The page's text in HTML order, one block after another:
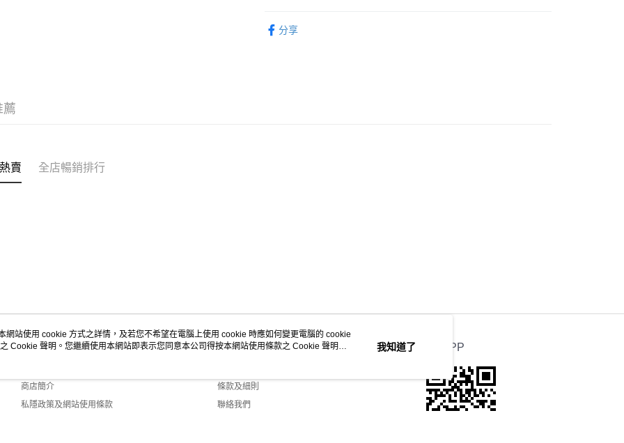
配送至澳門
分享
薦
賣 全店暢銷排行
關於我們
商店簡介
私隱政策及網站使用條款
客戶服務
條款及細則
聯絡我們
官方APP
網站使用 cookie 方式之詳情，及若您不希望在電腦上使用 cookie 時應如何變更電腦的 cookie
Cookie 聲明。您繼續使用本網站即表示您同意本公司得按本網站使用條款之 Cookie 聲明使
我知道了